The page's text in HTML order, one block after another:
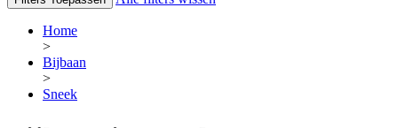
Home
>
Bijbaan
>
Sneek